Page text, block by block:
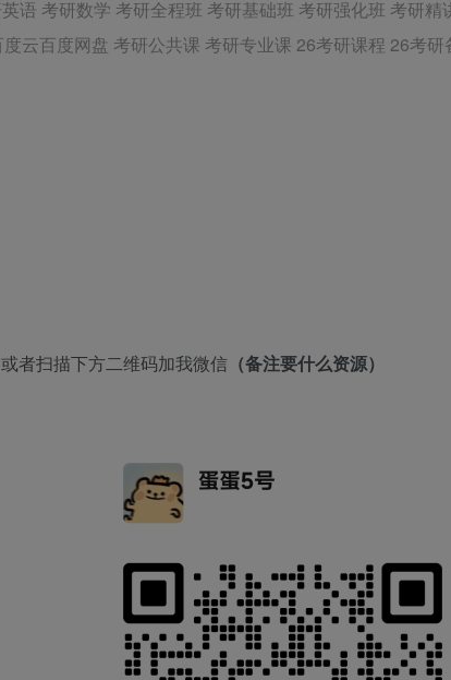
语 考研数学 考研全程班 考研基础班 考研强化班 考研
云百度网盘 考研公共课 考研专业课 26考研课程 26考
者扫描下方二维码加我微信 （备注要什么资源）